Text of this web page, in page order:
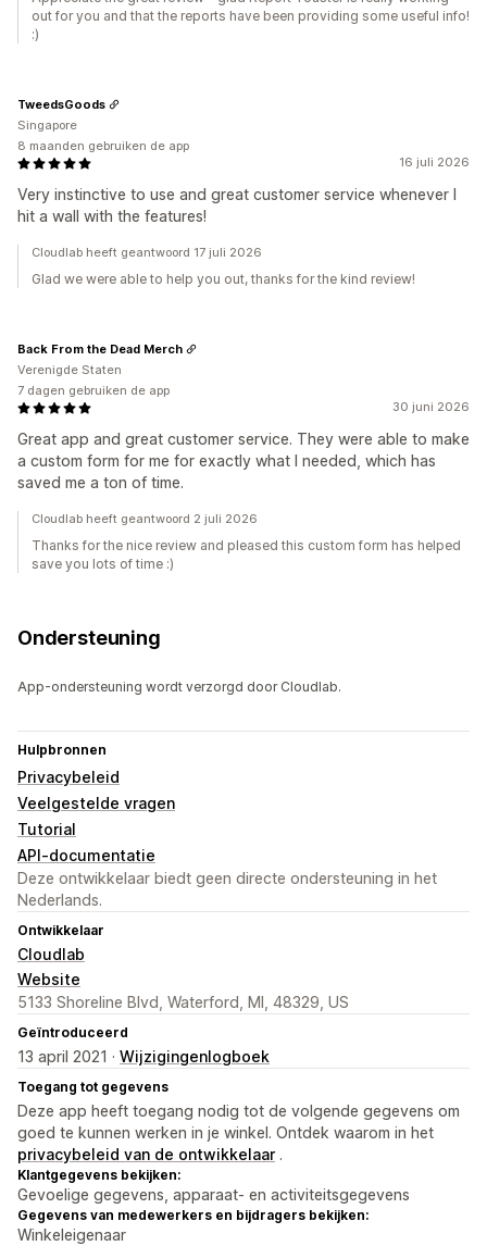
out for you and that the reports have been providing some useful info!
:)
16 juli 2026
Very instinctive to use and great customer service whenever I
hit a wall with the features!
TweedsGoods
Singapore
8 maanden gebruiken de app
Cloudlab heeft geantwoord 17 juli 2026
Glad we were able to help you out, thanks for the kind review!
30 juni 2026
Great app and great customer service. They were able to make
a custom form for me for exactly what I needed, which has
saved me a ton of time.
Back From the Dead Merch
Verenigde Staten
7 dagen gebruiken de app
Cloudlab heeft geantwoord 2 juli 2026
Thanks for the nice review and pleased this custom form has helped
save you lots of time :)
Ondersteuning
App-ondersteuning wordt verzorgd door Cloudlab.
Hulpbronnen
Privacybeleid
Veelgestelde vragen
Tutorial
API-documentatie
Deze ontwikkelaar biedt geen directe ondersteuning in het
Nederlands.
Ontwikkelaar
Cloudlab
Website
5133 Shoreline Blvd, Waterford, MI, 48329, US
Geïntroduceerd
13 april 2021 · Wijzigingenlogboek
Toegang tot gegevens
Deze app heeft toegang nodig tot de volgende gegevens om
goed te kunnen werken in je winkel. Ontdek waarom in het
privacybeleid van de ontwikkelaar .
Klantgegevens bekijken:
Gevoelige gegevens, apparaat- en activiteitsgegevens
Gegevens van medewerkers en bijdragers bekijken:
Winkeleigenaar